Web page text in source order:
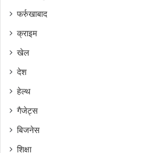
फर्रुखाबाद
क्राइम
खेल
देश
हेल्थ
गैजेट्स
बिजनेस
शिक्षा